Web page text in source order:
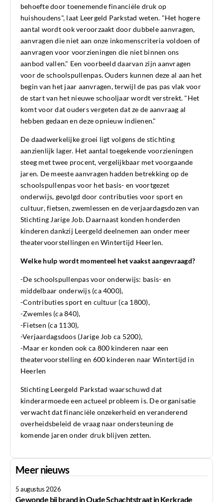
behoefte door toenemende financiële druk op
huishoudens", laat Leergeld Parkstad weten. "Het hogere
aantal wordt ook veroorzaakt door dubbele aanvragen,
aanvragen die niet aan onze inkomenscriteria voldoen of
aanvragen voor voorzieningen die niet binnen ons
aanbod vallen." Een voorbeeld daarvan zijn aanvragen
voor de schoolspullenpas. Ouders kunnen deze al aan het
begin van het jaar aanvragen, terwijl de pas pas vlak voor
de start van het nieuwe schooljaar wordt verstrekt. "Het
komt voor dat ouders vergeten dat ze de aanvraag al
hebben gedaan en deze opnieuw indienen."
De daadwerkelijke groei ligt volgens de stichting
aanzienlijk lager. Het aantal toegekende voorzieningen
steeg met twee procent, vergelijkbaar met voorgaande
jaren. De meeste aanvragen hadden betrekking op de
schoolspullenpas voor het basis- en voortgezet
onderwijs, gevolgd door contributies voor sport en
cultuur, fietsen, zwemlessen en de verjaardagsdozen van
Stichting Jarige Job. Daarnaast konden honderden
kinderen dankzij Leergeld deelnemen aan onder meer
theatervoorstellingen en Wintertijd Heerlen.
Welke hulp wordt momenteel het vaakst aangevraagd?
-De schoolspullenpas voor onderwijs: basis- en
middelbaar onderwijs (ca 4000),
-Contributies sport en cultuur (ca 1800),
-Zwemles (ca 840),
-Fietsen (ca 1130),
-Verjaardagsdoos (Jarige Job ca 5200),
-Maar er konden ook ca 800 kinderen naar een
theatervoorstelling en 600 kinderen naar Wintertijd in
Heerlen
Stichting Leergeld Parkstad waarschuwd dat
kinderarmoede een actueel probleem is. De organisatie
verwacht dat financiële onzekerheid en veranderend
overheidsbeleid de vraag naar ondersteuning de
komende jaren onder druk blijven zetten.
Meer nieuws
5 augustus 2026
Gewonde bij brand in Oude Schachtstraat in Kerkrade